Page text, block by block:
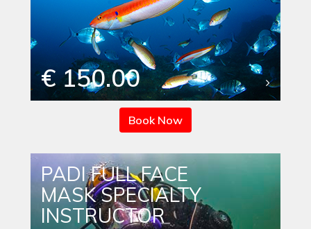
€ 150.00
Book Now
PADI FULL FACE
MASK SPECIALTY
INSTRUCTOR